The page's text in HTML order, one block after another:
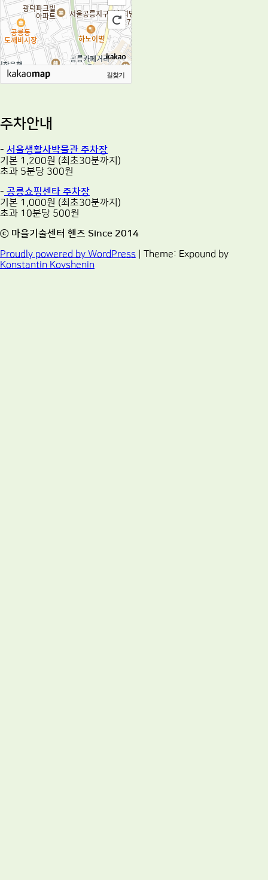
길찾기
주차안내
- 서울생활사박물관 주차장
기본 1,200원 (최초30분까지)
초과 5분당 300원
- 공릉쇼핑센타 주차장
기본 1,000원 (최초30분까지)
초과 10분당 500원
ⓒ 마을기술센터 핸즈 Since 2014
Proudly powered by WordPress
Theme: Expound by
Konstantin Kovshenin